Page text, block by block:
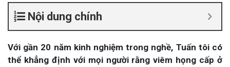
Nội dung chính
Với gần 20 năm kinh nghiệm trong nghề, Tuấn tôi có
thể khẳng định với mọi người rằng viêm họng cấp ở